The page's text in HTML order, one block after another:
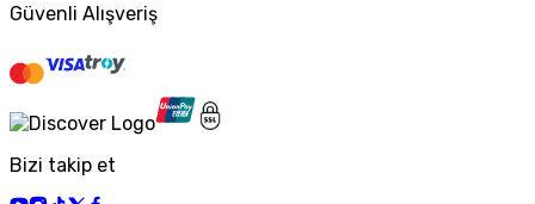
Güvenli Alışveriş
Bizi takip et